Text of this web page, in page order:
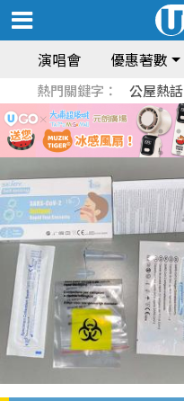
演唱會 優惠著數
熱門關鍵字： 公屋熱話